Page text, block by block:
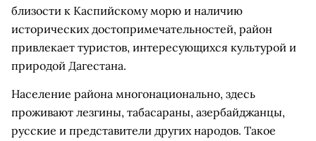
близости к Каспийскому морю и наличию
исторических достопримечательностей, район
привлекает туристов, интересующихся культурой и
природой Дагестана.
Население района многонационально, здесь
проживают лезгины, табасараны, азербайджанцы,
русские и представители других народов. Такое